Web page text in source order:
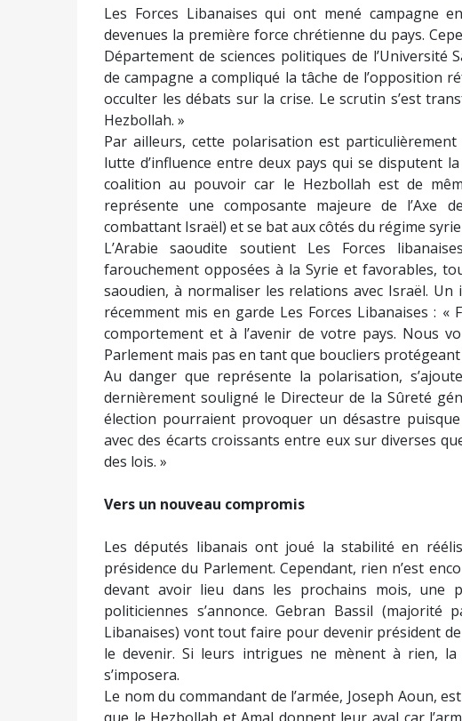
Les Forces Libanaises qui ont mené campagne
devenues la première force chrétienne du pays.
Département de sciences politiques de l’Université
de campagne a compliqué la tâche de l’opposition
occulter les débats sur la crise. Le scrutin s’est
Hezbollah. »
Par ailleurs, cette polarisation est
lutte d’influence entre deux pays qui se disputent
coalition au pouvoir car le Hezbollah est de
représente une composante majeure de l’Axe
combattant Israël) et se bat aux côtés du régime
L’Arabie saoudite soutient Les Forces
farouchement opposées à la Syrie et favorables,
saoudien, à normaliser les relations avec Israël.
récemment mis en garde Les Forces Libanaises :
comportement et à l’avenir de votre pays. Nous
Parlement mais pas en tant que boucliers protégeant
Au danger que représente la polarisation,
dernièrement souligné le Directeur de la Sûreté
élection pourraient provoquer un désastre
avec des écarts croissants entre eux sur diverses
des lois. »
Vers un nouveau compromis
Les députés libanais ont joué la stabilité en
présidence du Parlement. Cependant, rien n’est
devant avoir lieu dans les prochains mois, une
politiciennes s’annonce. Gebran Bassil (majorité
Libanaises) vont tout faire pour devenir président
le devenir. Si leurs intrigues ne mènent à rien, la
s’imposera.
Le nom du commandant de l’armée, Joseph Aoun,